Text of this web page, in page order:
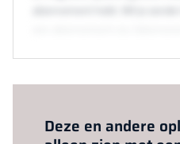
Deze en andere